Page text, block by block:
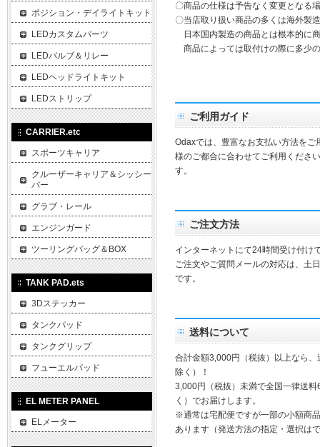
〇商品の仕様は予告なく変更となる
〇当店取り扱い商品の多くは海外製
日本国内製造の商品とは根本的に
商品によっては取付けの際に多少
ご利用ガイド
Odaxでは、豊富なお支払い方法を
様のご都合に合わせてご利用くださ
す。
ご注文方法
インターネットにて24時間受け付け
ご注文やご質問メールの対応は、土
です。
送料について
合計金額3,000円（税抜）以上なら
除く）！
3,000円（税抜）未満で全国一律送
く）でお届けします。
※通常は宅配便ですが一部の小額商
あります（発送方法の指定・選択は
ポジション・デイライトキット
LEDカスタムパーツ
LEDバルブ＆リレー
LEDヘッドライトキット
LEDストリップ
CARRIER.etc
スポーツキャリア
クルーザーキャリア＆シッシー
バー
グラブ・レール
エンジンガード
ツーリングバッグ＆BOX
TANK PAD.ets
3Dステッカー
タンクパッド
タンクグリップ
フューエルパッド
EL METER PANEL
ELメーター